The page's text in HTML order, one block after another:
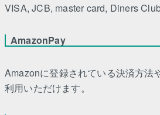
VISA, JCB, master card, Diners
AmazonPay
Amazonに登録されている決済方法
利用いただけます。